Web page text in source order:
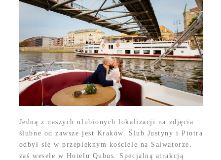
Jedną z naszych ulubionych lokalizacji na zdjęcia
ślubne od zawsze jest Kraków. Ślub Justyny i Piotra
odbył się w przepięknym kościele na Salwatorze,
zaś wesele w Hotelu Qubus. Specjalną atrakcją